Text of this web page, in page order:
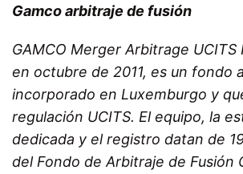
Gamco arbitraje de fusión
GAMCO Merger Arbitrage UCITS
en octubre de 2011, es un fondo
incorporado en Luxemburgo y
regulación UCITS. El equipo, la
dedicada y el registro datan de
del Fondo de Arbitraje de Fusión